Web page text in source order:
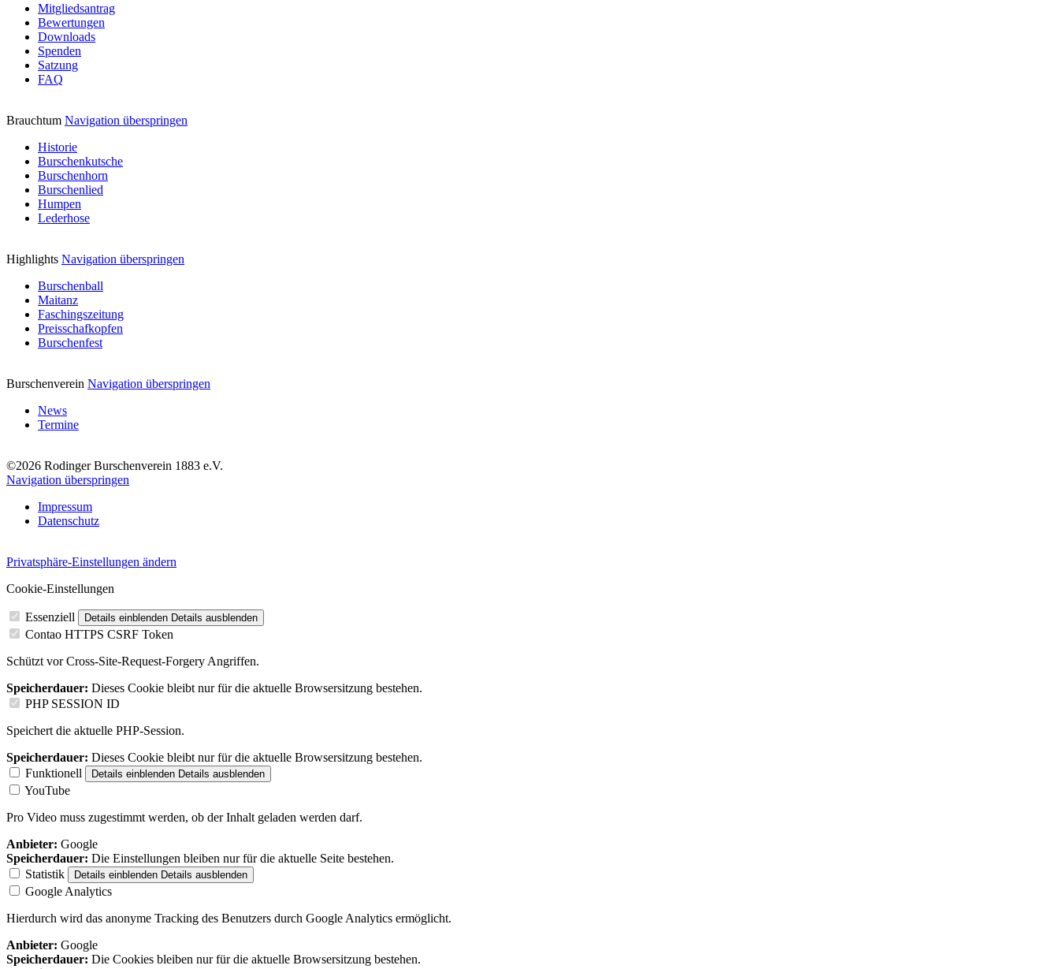
Mitgliedsantrag
Bewertungen
Downloads
Spenden
Satzung
FAQ
Brauchtum Navigation überspringen
Historie
Burschenkutsche
Burschenhorn
Burschenlied
Humpen
Lederhose
Highlights Navigation überspringen
Burschenball
Maitanz
Faschingszeitung
Preisschafkopfen
Burschenfest
Burschenverein Navigation überspringen
News
Termine
©2026 Rodinger Burschenverein 1883 e.V.
Navigation überspringen
Impressum
Datenschutz
Privatsphäre-Einstellungen ändern
Cookie-Einstellungen
Essenziell Details einblenden Details ausblenden
Contao HTTPS CSRF Token
Schützt vor Cross-Site-Request-Forgery Angriffen.
Speicherdauer: Dieses Cookie bleibt nur für die aktuelle Browsersitzung bestehen.
PHP SESSION ID
Speichert die aktuelle PHP-Session.
Speicherdauer: Dieses Cookie bleibt nur für die aktuelle Browsersitzung bestehen.
Funktionell
Details einblenden Details ausblenden
YouTube
Pro Video muss zugestimmt werden, ob der Inhalt geladen werden darf.
Anbieter: Google
Speicherdauer: Die Einstellungen bleiben nur für die aktuelle Seite bestehen.
Statistik
Details einblenden Details ausblenden
Google Analytics
Hierdurch wird das anonyme Tracking des Benutzers durch Google Analytics ermöglicht.
Anbieter: Google
Speicherdauer: Die Cookies bleiben nur für die aktuelle Browsersitzung bestehen.